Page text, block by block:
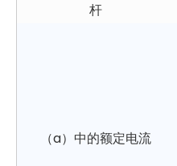
杆
（a）中的额定电流